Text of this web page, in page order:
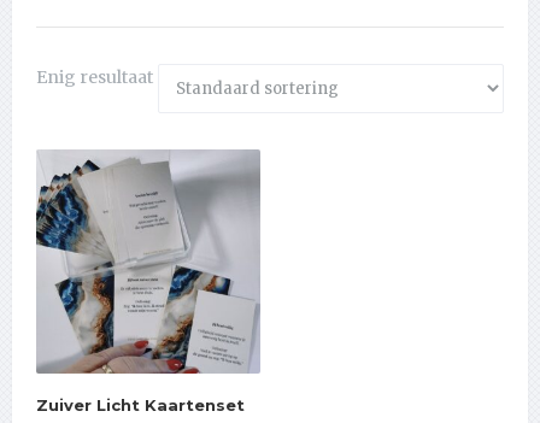
Enig resultaat
Zuiver Licht Kaartenset